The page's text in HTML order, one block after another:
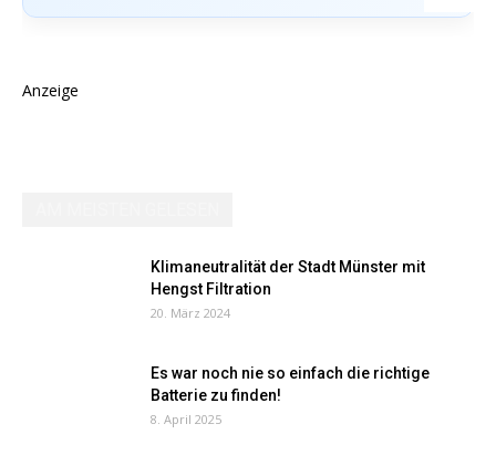
Anzeige
Klimaneutralität der Stadt Münster mit
Hengst Filtration
20. März 2024
Es war noch nie so einfach die richtige
Batterie zu finden!
8. April 2025